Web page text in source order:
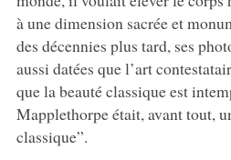
à une dimension sacrée et
des décennies plus tard, ses
aussi datées que l’art
que la beauté classique est
Mapplethorpe était, avant tout,
classique”.